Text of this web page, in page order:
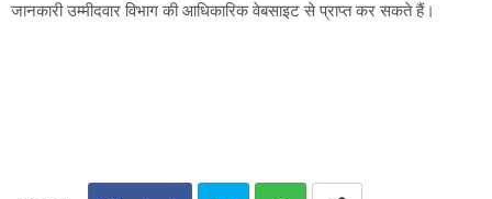
जानकारी उम्मीदवार विभाग की आधिकारिक वेबसाइट से प्राप्त कर सकते हैं।